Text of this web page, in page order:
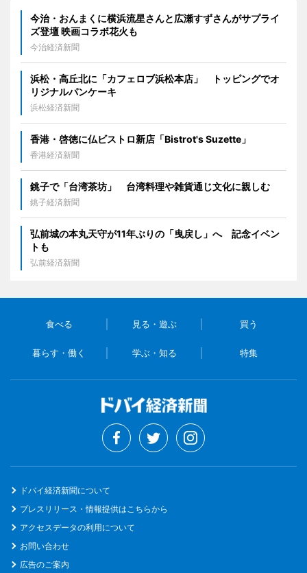
今治・おんまくに横浜流星さんと広瀬すずさんがサプライ
ズ登壇 映画コラボ花火も
今治経済新聞
浜松・高丘北に「カフェロブ浜松本店」 トッピングでオ
リジナルパンケーキ
浜松経済新聞
香港・啓徳に仏ビストロ新店「Bistrot's Suzette」
香港経済新聞
銚子で「台湾茶坊」 台湾料理や雑貨通じ文化に親しむ
銚子経済新聞
弘前城の本丸天守が11年ぶりの「曳戻し」へ 記念イベン
トも
弘前経済新聞
食べる 見る・遊ぶ 買う
暮らす・働く 学ぶ・知る 特集
ドバイ経済新聞について
プレスリリース・情報提供はこちらから
アクセスデータの利用について
お問い合わせ
広告のご案内